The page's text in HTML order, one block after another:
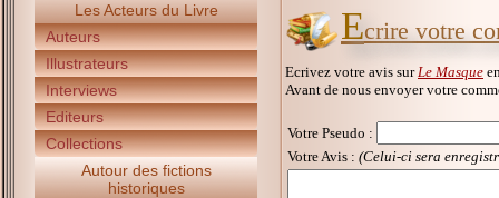
Les Acteurs du Livre
Auteurs
Illustrateurs
Interviews
Editeurs
Collections
Autour des fictions
historiques
Ecrire votre
Ecrivez votre avis sur Le Masque
Avant de nous envoyer votre
Votre Pseudo :
Votre Avis : (Celui-ci sera